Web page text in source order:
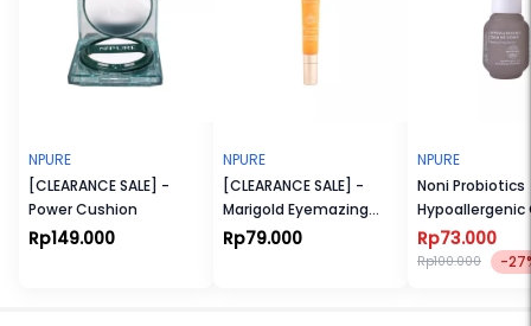
NPURE
[CLEARANCE SALE] -
Power Cushion
Rp149.000
NPURE
[CLEARANCE SALE] -
Marigold Eyemazing
Power Serum
Rp79.000
NPURE
Noni Probiotics
Hypoallergenic
Me Down
Serum
Rp73.000
Rp100.000 -